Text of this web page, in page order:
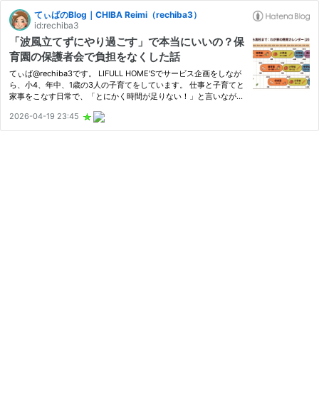
てぃばのBlog｜CHIBA Reimi（rechiba3）
id:rechiba3
「波風立てずにやり過ごす」で本当にいいの？保
育園の保護者会で負担をなくした話
てぃば@rechiba3です。 LIFULL HOME'Sでサービス企画をしなが
ら、小4、年中、1歳の3人の子育てをしています。 仕事と子育てと
家事をこなす日常で、「とにかく時間が足りない！」と言いながら
兼業で「業界の発展と企業の壁を越えた人と人との交流」を目的に
プロ…
2026-04-19 23:45